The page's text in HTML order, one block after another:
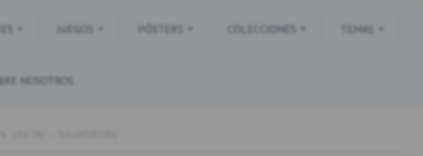
JUEGOS PÓSTERS COLECCIONES TEMAS
NOSOTROS